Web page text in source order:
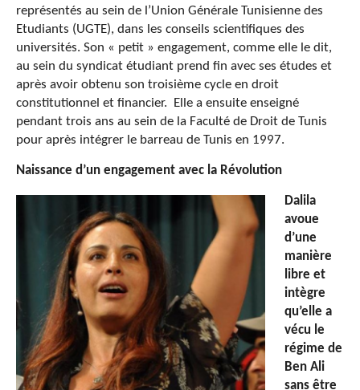
représentés au sein de l’Union Générale Tunisienne des
Etudiants (UGTE), dans les conseils scientifiques des
universités. Son « petit » engagement, comme elle le dit,
au sein du syndicat étudiant prend fin avec ses études et
après avoir obtenu son troisième cycle en droit
constitutionnel et financier. Elle a ensuite enseigné
pendant trois ans au sein de la Faculté de Droit de Tunis
pour après intégrer le barreau de Tunis en 1997.
Naissance d’un engagement avec la Révolution
Dalila
avoue
d’une
manière
libre et
intègre
qu’elle a
vécu le
régime de
Ben Ali
sans être